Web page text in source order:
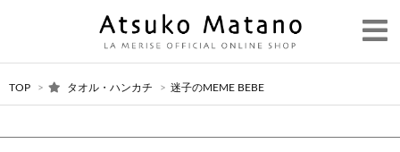
TOP > タオル・ハンカチ > 迷子のMEME BEBE